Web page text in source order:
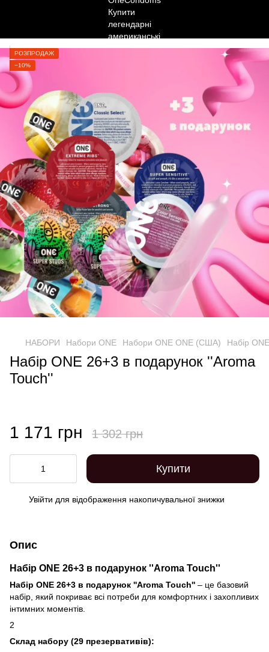
РОЗПРОДАЖ
−10%
НАБОРИ Набори ONE Набори ONE ONE (США) Набір
Набір ONE 26+3 в подарунок ''Aroma
Touch''
1 171 грн 1 302 грн
Купити
Увійти для відображення накопичувальної знижки
Опис
Набір ONE 26+3 в подарунок ''Aroma Touch''
Набір ONE 26+3 в подарунок ''Aroma Touch'' – це базовий
набір, який покриває всі потреби для комфортних і захопливих
інтимних моментів.
2
Склад набору (29 презервативів):